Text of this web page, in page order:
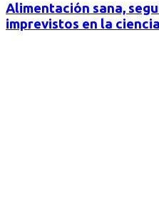
Alimentación sana,
imprevistos en la ciencia